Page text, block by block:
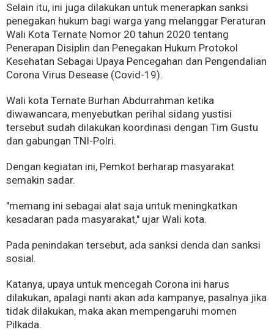
Selain itu, ini juga dilakukan untuk menerapkan sanksi
penegakan hukum bagi warga yang melanggar Peraturan
Wali Kota Ternate Nomor 20 tahun 2020 tentang
Penerapan Disiplin dan Penegakan Hukum Protokol
Kesehatan Sebagai Upaya Pencegahan dan Pengendalian
Corona Virus Desease (Covid-19).
Wali kota Ternate Burhan Abdurrahman ketika
diwawancara, menyebutkan perihal sidang yustisi
tersebut sudah dilakukan koordinasi dengan Tim Gustu
dan gabungan TNI-Polri.
Dengan kegiatan ini, Pemkot berharap masyarakat
semakin sadar.
"memang ini sebagai alat saja untuk meningkatkan
kesadaran pada masyarakat," ujar Wali kota.
Pada penindakan tersebut, ada sanksi denda dan sanksi
sosial.
Katanya, upaya untuk mencegah Corona ini harus
dilakukan, apalagi nanti akan ada kampanye, pasalnya jika
tidak dilakukan, maka akan mempengaruhi momen
Pilkada.